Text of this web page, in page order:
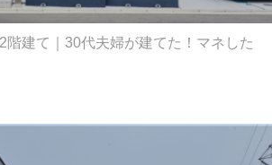
階建て｜30代夫婦が建てた！マネした